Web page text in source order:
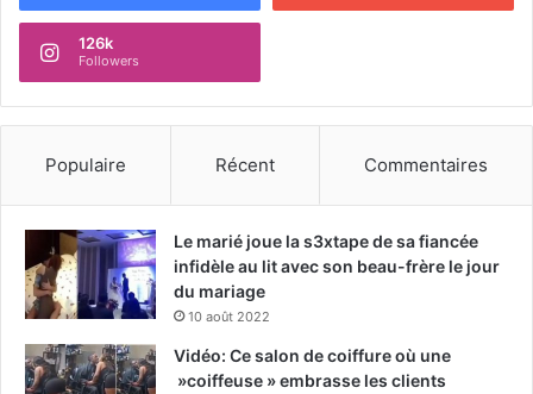
126k
Followers
Populaire Récent Commentaires
Le marié joue la s3xtape de sa fiancée
infidèle au lit avec son beau-frère le jour
du mariage
10 août 2022
Vidéo: Ce salon de coiffure où une
»coiffeuse » embrasse les clients